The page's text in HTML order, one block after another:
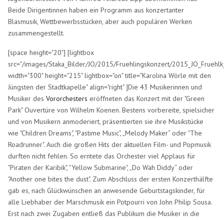
Beide Dirigentinnen haben ein Programm aus konzertanter
Blasmusik, Wettbewerbsstücken, aber auch populären Werken
zusammengestellt.
[space height="20"] [lightbox
src="/images/Staka_Bilder/JO/2015/Fruehlingskonzert/
width="300" height="215" lightbox="on" title="Karolina Wörle mit den
Jüngsten der Stadtkapelle" align="right" ]Die 43 Musikerinnen und
Musiker desVororchesters eröffneten das Konzert mit der "Green
Park" Ouvertüre von Wilhelm Koenen. Bestens vorbereite, spielsicher
und von Musikern anmoderiert, präsentierten sie ihre Musikstücke
wie "Children Dreams", "Pastime Music", „Melody Maker“ oder "The
Roadrunner". Auch die großen Hits der aktuellen Film- und Popmusik
durften nicht fehlen. So erntete das Orchester viel Applaus für
"Piraten der Karibik", "Yellow Submarine", „Do Wah Diddy“ oder
"Another one bites the dust". Zum Abschluss der ersten Konzerthälfte
gab es, nach Glückwünschen an anwesende Geburtstagskinder, für
alle Liebhaber der Marschmusik ein Potpourri von John Philip Sousa.
Erst nach zwei Zugaben entließ das Publikum die Musiker in die